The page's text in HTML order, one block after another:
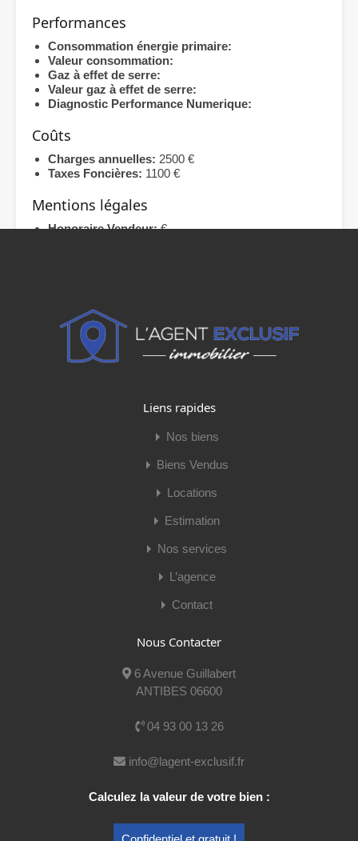
Performances
Consommation énergie primaire:
Valeur consommation:
Gaz à effet de serre:
Valeur gaz à effet de serre:
Diagnostic Performance Numerique:
Coûts
Charges annuelles: 2500 €
Taxes Foncières: 1100 €
Mentions légales
Honoraire Vendeur:€
Caractéristiques
Vente
Jérome Wittmann
Mobile: 06 42 49 36 50
Voir mes publications
Liens rapides
Nos biens
Biens Vendus
Locations
Estimation
Nos services
L’agence
Contact
Nous Contacter
6 Avenue Guillabert
ANTIBES 06600
04 93 00 13 26
info@lagent-exclusif.fr
Calculez la valeur de votre bien :